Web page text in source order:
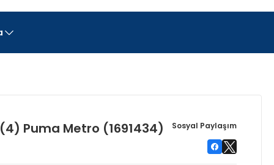
Puma Metro (1691434) Sosyal Paylaşım